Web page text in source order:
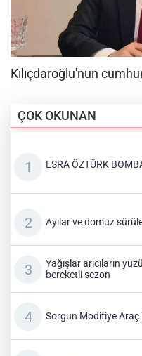
ÇOK OKUNAN
ESRA ÖZTÜRK
Ayılar ve domuz
Yağışlar arıcıların
bereketli sezon
Sorgun Modifiye Araç